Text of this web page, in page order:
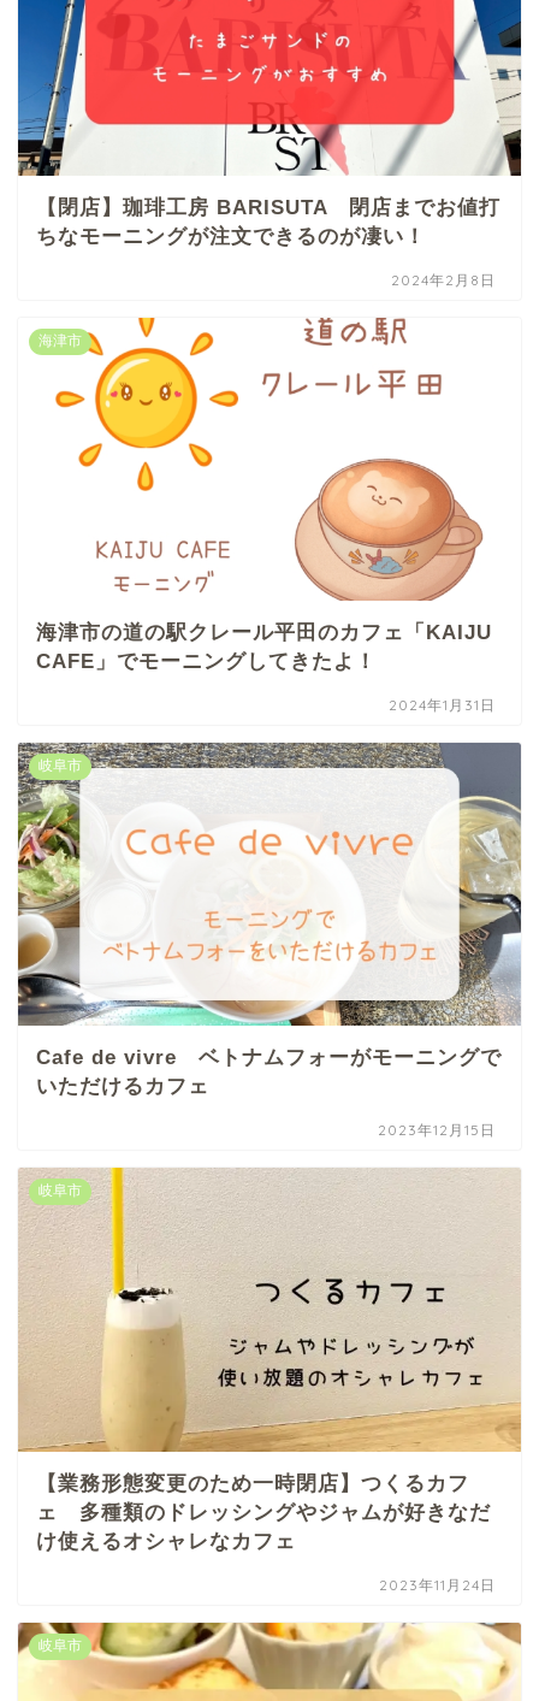
【閉店】珈琲工房 BARISUTA 閉店までお値打
ちなモーニングが注文できるのが凄い！
2024年2月8日
海津市
海津市の道の駅クレール平田のカフェ「KAIJU
CAFE」でモーニングしてきたよ！
2024年1月31日
岐阜市
Cafe de vivre ベトナムフォーがモーニングで
いただけるカフェ
2023年12月15日
岐阜市
【業務形態変更のため一時閉店】つくるカフ
ェ 多種類のドレッシングやジャムが好きなだ
け使えるオシャレなカフェ
2023年11月24日
岐阜市